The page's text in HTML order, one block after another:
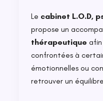
Le cabinet L.O.D,
propose un
thérapeutique afin
confrontées à
émotionnelles ou
retrouver un